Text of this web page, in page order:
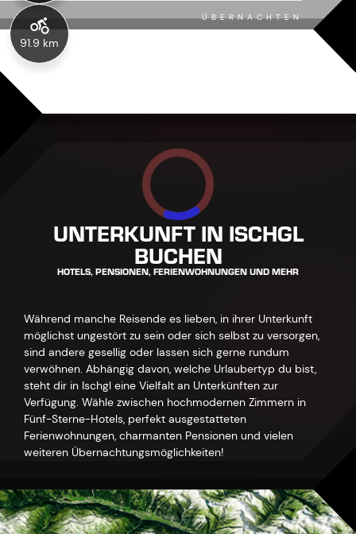
91.9 km
ÜBERNACHTEN
UNTERKUNFT IN ISCHGL
BUCHEN
HOTELS, PENSIONEN, FERIENWOHNUNGEN UND MEHR
Während manche Reisende es lieben, in ihrer Unterkunft
möglichst ungestört zu sein oder sich selbst zu versorgen,
sind andere gesellig oder lassen sich gerne rundum
verwöhnen. Abhängig davon, welche Urlaubertyp du bist,
steht dir in Ischgl eine Vielfalt an Unterkünften zur
Verfügung. Wähle zwischen hochmodernen Zimmern in
Fünf-Sterne-Hotels, perfekt ausgestatteten
Ferienwohnungen, charmanten Pensionen und vielen
weiteren Übernachtungsmöglichkeiten!